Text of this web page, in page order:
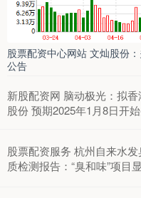
股票配资中心网站 文灿股份
公告
新股配资网 脑动极光：拟
股份 预期2025年1月8日开
股票配资服务 杭州自来水
质检测报告：“臭和味”项目